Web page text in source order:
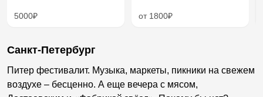
Мичуринец Дск
5000₽ от 1800₽
Санкт-Петербург
Питер фестивалит. Музыка, маркеты, пикники на свежем
воздухе – бесценно. А еще вечера с мясом,